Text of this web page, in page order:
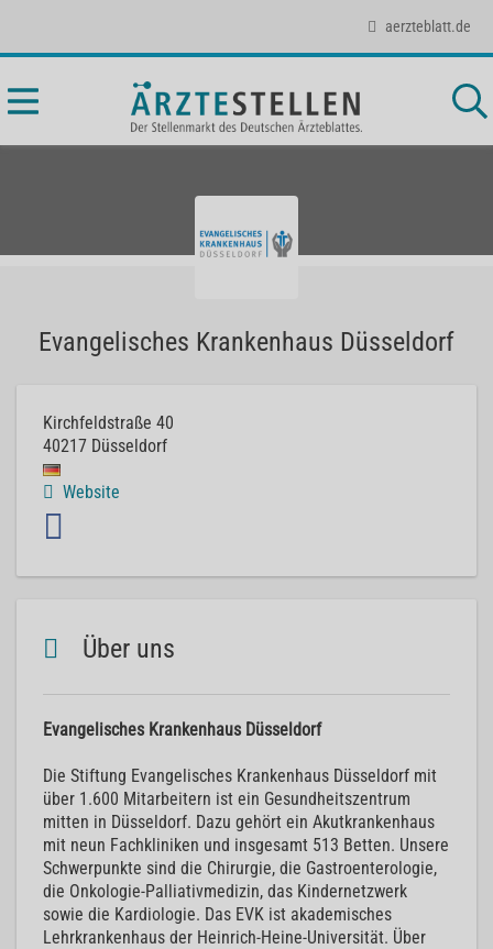
aerzteblatt.de
Evangelisches Krankenhaus Düsseldorf
Kirchfeldstraße 40
40217 Düsseldorf
Website
Über uns
Evangelisches Krankenhaus Düsseldorf
Die Stiftung Evangelisches Krankenhaus Düsseldorf mit
über 1.600 Mitarbeitern ist ein Gesundheitszentrum
mitten in Düsseldorf. Dazu gehört ein Akutkrankenhaus
mit neun Fachkliniken und insgesamt 513 Betten. Unsere
Schwerpunkte sind die Chirurgie, die Gastroenterologie,
die Onkologie-Palliativmedizin, das Kindernetzwerk
sowie die Kardiologie. Das EVK ist akademisches
Lehrkrankenhaus der Heinrich-Heine-Universität. Über